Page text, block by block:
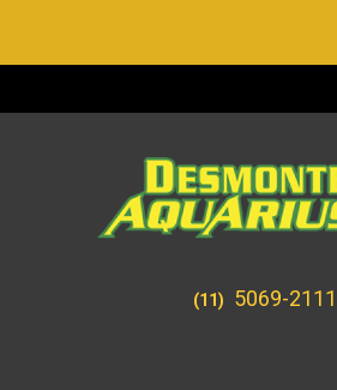
(11) 5069-2111